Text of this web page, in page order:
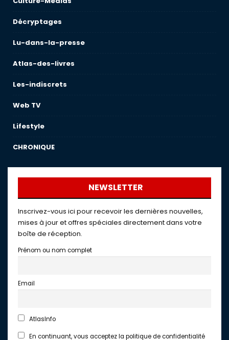
Décryptages
Lu-dans-la-presse
Atlas-des-livres
Les-indiscrets
Web TV
Lifestyle
CHRONIQUE
NEWSLETTER
Inscrivez-vous ici pour recevoir les dernières nouvelles,
mises à jour et offres spéciales directement dans votre
boîte de réception.
Prénom ou nom complet
Email
AtlasInfo
En continuant, vous acceptez la politique de confidentialité